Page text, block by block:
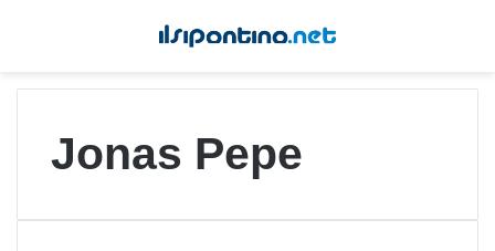
Jonas Pepe